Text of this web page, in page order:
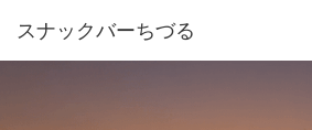
スナックバーちづる